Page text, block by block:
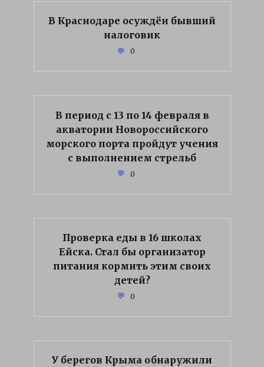
В Краснодаре осуждён бывший
налоговик
0
В период с 13 по 14 февраля в
акватории Новороссийского
морского порта пройдут учения
с выполнением стрельб
0
Проверка еды в 16 школах
Ейска. Стал бы организатор
питания кормить этим своих
детей?
0
У берегов Крыма обнаружили